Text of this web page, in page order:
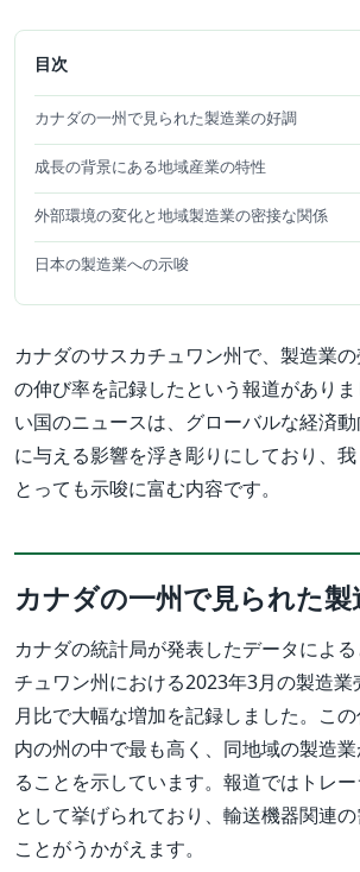
目次
カナダの一州で見られた製造業の好調
成長の背景にある地域産業の特性
外部環境の変化と地域製造業の密接な関係
日本の製造業への示唆
カナダのサスカチュワン州で、製造業
の伸び率を記録したという報道があり
い国のニュースは、グローバルな経済
に与える影響を浮き彫りにしており、
とっても示唆に富む内容です。
カナダの一州で見られた
カナダの統計局が発表したデータによ
チュワン州における2023年3月の製造業
月比で大幅な増加を記録しました。こ
内の州の中で最も高く、同地域の製造
ることを示しています。報道ではトレ
として挙げられており、輸送機器関連
ことがうかがえます。